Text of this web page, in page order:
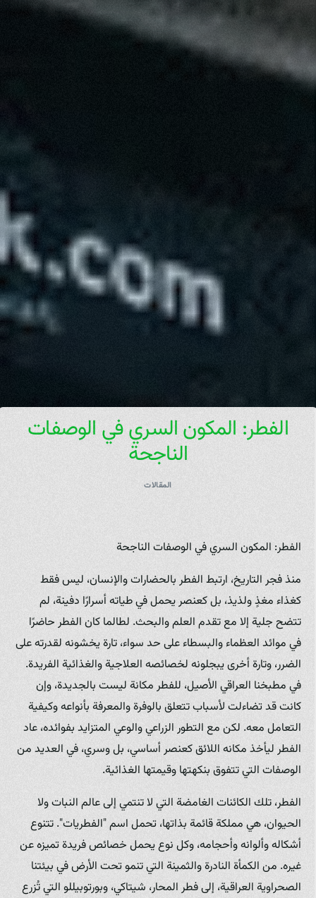
الفطر: المكون السري في الوصفات
الناجحة
المقالات
الفطر: المكون السري في الوصفات الناجحة
منذ فجر التاريخ، ارتبط الفطر بالحضارات والإنسان، ليس فقط
كغذاء مغذٍ ولذيذ، بل كعنصر يحمل في طياته أسرارًا دفينة، لم
تتضح جلية إلا مع تقدم العلم والبحث. لطالما كان الفطر حاضرًا
في موائد العظماء والبسطاء على حد سواء، تارة يخشونه لقدرته على
الضرر، وتارة أخرى يبجلونه لخصائصه العلاجية والغذائية الفريدة.
في مطبخنا العراقي الأصيل، للفطر مكانة ليست بالجديدة، وإن
كانت قد تضاءلت لأسباب تتعلق بالوفرة والمعرفة بأنواعه وكيفية
التعامل معه. لكن مع التطور الزراعي والوعي المتزايد بفوائده، عاد
الفطر ليأخذ مكانه اللائق كعنصر أساسي، بل وسري، في العديد من
الوصفات التي تتفوق بنكهتها وقيمتها الغذائية.
الفطر، تلك الكائنات الغامضة التي لا تنتمي إلى عالم النبات ولا
الحيوان، هي مملكة قائمة بذاتها، تحمل اسم "الفطريات". تتنوع
أشكاله وألوانه وأحجامه، وكل نوع يحمل خصائص فريدة تميزه عن
غيره. من الكمأة النادرة والثمينة التي تنمو تحت الأرض في بيئتنا
الصحراوية العراقية، إلى فطر المحار، شيتاكي، وبورتوبيللو التي تُزرع